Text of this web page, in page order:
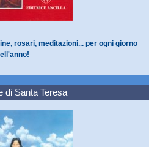
rosari, meditazioni... per ogni giorno
di Santa Teresa